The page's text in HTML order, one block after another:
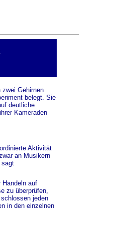
zwei Gehirnen
belegt. Sie
deutliche
Kameraden
Aktivität
an Musikern
sagt
Handeln auf
zu überprüfen,
jeden
in den einzelnen